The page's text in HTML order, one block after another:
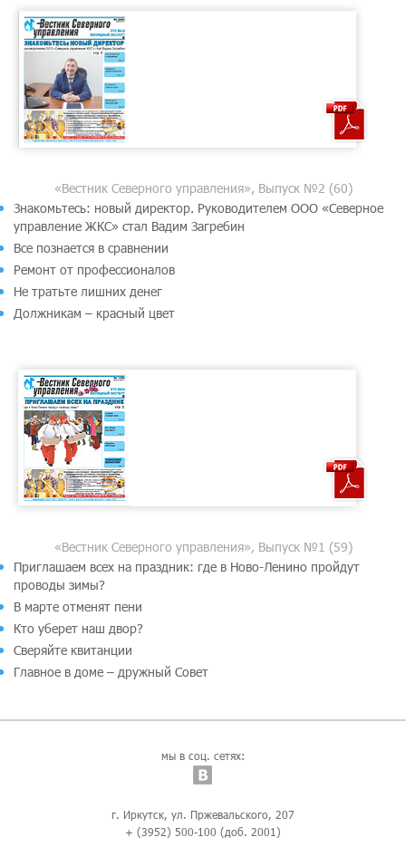
«Вестник Северного управления», Выпуск №2 (60)
Знакомьтесь: новый директор. Руководителем ООО «Северное
управление ЖКС» стал Вадим Загребин
Все познается в сравнении
Ремонт от профессионалов
Не тратьте лишних денег
Должникам – красный цвет
«Вестник Северного управления», Выпуск №1 (59)
Приглашаем всех на праздник: где в Ново-Ленино пройдут
проводы зимы?
В марте отменят пени
Кто уберет наш двор?
Сверяйте квитанции
Главное в доме – дружный Совет
мы в соц. сетях:
г. Иркутск, ул. Пржевальского, 207
+ (3952) 500-100 (доб. 2001)